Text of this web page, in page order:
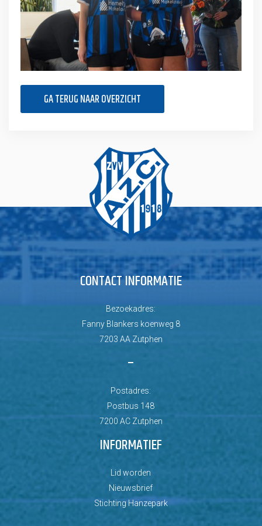
GA TERUG NAAR OVERZICHT
CONTACT INFORMATIE
Bezoekadres:
Fanny Blankers koenweg 8
7203 AA Zutphen
–
Postadres:
Postbus 148
7200 AC Zutphen
INFORMATIEF
Lid worden
Nieuwsbrief
Stichting Hanzepark